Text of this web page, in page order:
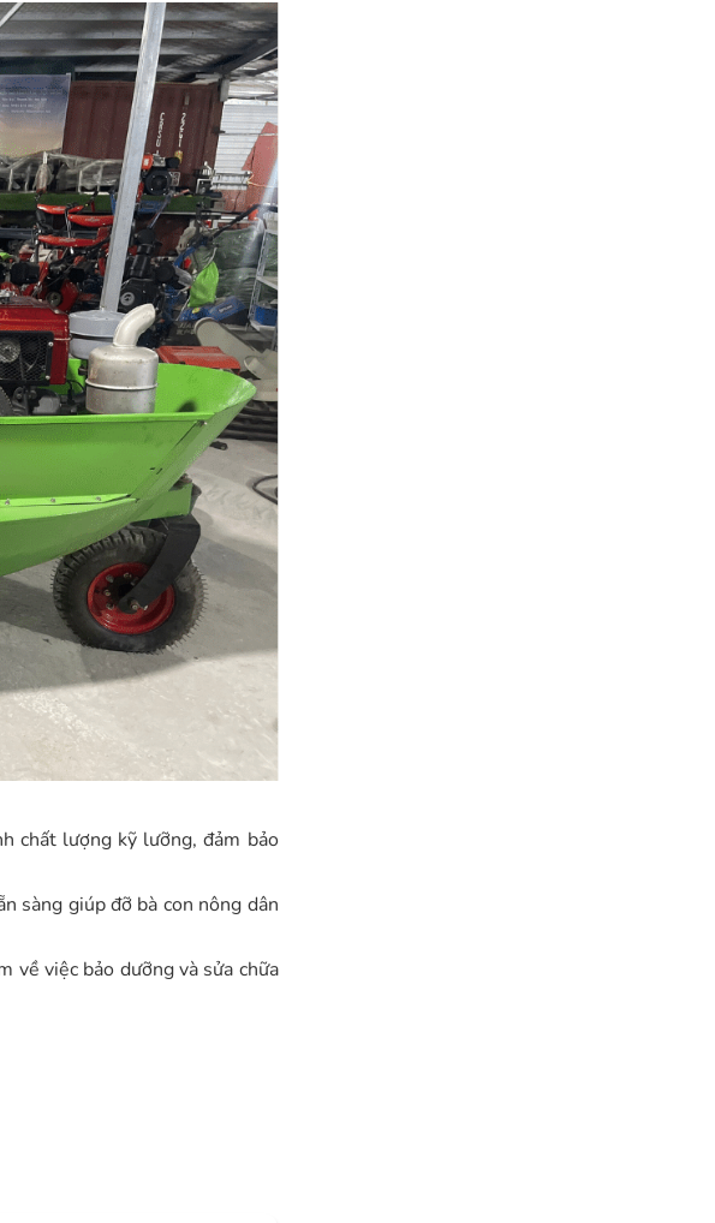
chất lượng kỹ lưỡng, đảm bảo
sàng giúp đỡ bà con nông dân
về việc bảo dưỡng và sửa chữa